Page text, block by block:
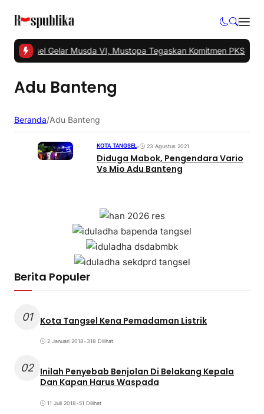
Tangsel Gelar Musda VI, Mustopa Tegaskan Komitmen PKS
Adu Banteng
Beranda/Adu Banteng
KOTA TANGSEL• 23 Agustus 2021
Diduga Mabok, Pengendara Vario
Vs Mio Adu Banteng
Berita Populer
01 Kota Tangsel Kena Pemadaman Listrik
2 Januari 2018•318 Dilihat
02 Inilah Penyebab Benjolan Di Belakang Kepala
Dan Kapan Harus Waspada
11 Juli 2018•51 Dilihat